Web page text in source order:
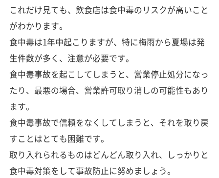
これだけ見ても、飲食店は食中毒のリスクが高いこと
がわかります。
食中毒は1年中起こりますが、特に梅雨から夏場は発
生件数が多く、注意が必要です。
食中毒事故を起こしてしまうと、営業停止処分になっ
たり、最悪の場合、営業許可取り消しの可能性もあり
ます。
食中毒事故で信頼をなくしてしまうと、それを取り戻
すことはとても困難です。
取り入れられるものはどんどん取り入れ、しっかりと
食中毒対策をして事故防止に努めましょう。